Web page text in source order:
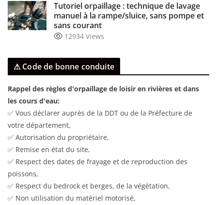
Tutoriel orpaillage : technique de lavage
manuel à la rampe/sluice, sans pompe et
sans courant
12934 Views
⚠ Code de bonne conduite
Rappel des règles d'orpaillage de loisir en rivières et dans
les cours d'eau:
✅ Vous déclarer auprès de la DDT ou de la Préfecture de
votre département,
✅ Autorisation du propriétaire,
✅ Remise en état du site,
✅ Respect des dates de frayage et de reproduction des
poissons,
✅ Respect du bedrock et berges, de la végétation,
✅ Non utilisation du matériel motorisé,